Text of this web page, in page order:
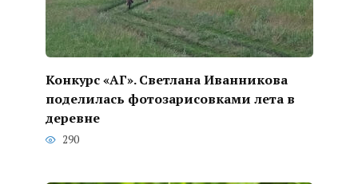
Конкурс «АГ». Светлана Иванникова
поделилась фотозарисовками лета в
деревне
290